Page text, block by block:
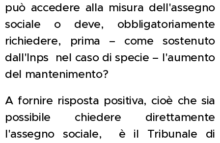
può accedere alla misura dell'assegno
sociale o deve, obbligatoriamente
richiedere, prima – come sostenuto
dall'Inps nel caso di specie – l'aumento
del mantenimento?
A fornire risposta positiva, cioè che sia
possibile chiedere direttamente
l'assegno sociale, è il Tribunale di